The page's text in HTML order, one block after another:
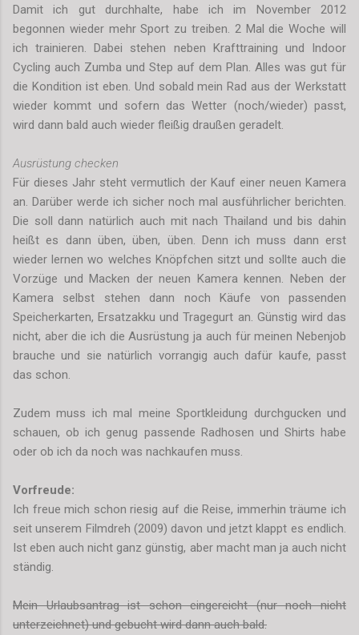
Damit ich gut durchhalte, habe ich im November 2012
begonnen wieder mehr Sport zu treiben. 2 Mal die Woche will
ich trainieren. Dabei stehen neben Krafttraining und Indoor
Cycling auch Zumba und Step auf dem Plan. Alles was gut für
die Kondition ist eben. Und sobald mein Rad aus der Werkstatt
wieder kommt und sofern das Wetter (noch/wieder) passt,
wird dann bald auch wieder fleißig draußen geradelt.
Ausrüstung checken
Für dieses Jahr steht vermutlich der Kauf einer neuen Kamera
an. Darüber werde ich sicher noch mal ausführlicher berichten.
Die soll dann natürlich auch mit nach Thailand und bis dahin
heißt es dann üben, üben, üben. Denn ich muss dann erst
wieder lernen wo welches Knöpfchen sitzt und sollte auch die
Vorzüge und Macken der neuen Kamera kennen. Neben der
Kamera selbst stehen dann noch Käufe von passenden
Speicherkarten, Ersatzakku und Tragegurt an. Günstig wird das
nicht, aber die ich die Ausrüstung ja auch für meinen Nebenjob
brauche und sie natürlich vorrangig auch dafür kaufe, passt
das schon.
Zudem muss ich mal meine Sportkleidung durchgucken und
schauen, ob ich genug passende Radhosen und Shirts habe
oder ob ich da noch was nachkaufen muss.
Vorfreude:
Ich freue mich schon riesig auf die Reise, immerhin träume ich
seit unserem Filmdreh (2009) davon und jetzt klappt es endlich.
Ist eben auch nicht ganz günstig, aber macht man ja auch nicht
ständig.
Mein Urlaubsantrag ist schon eingereicht (nur noch nicht
unterzeichnet) und gebucht wird dann auch bald.